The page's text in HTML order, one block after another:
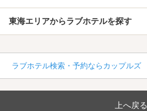
東海エリアからラブホテルを探す
ラブホテル検索・予約ならカップルズ
上へ戻る